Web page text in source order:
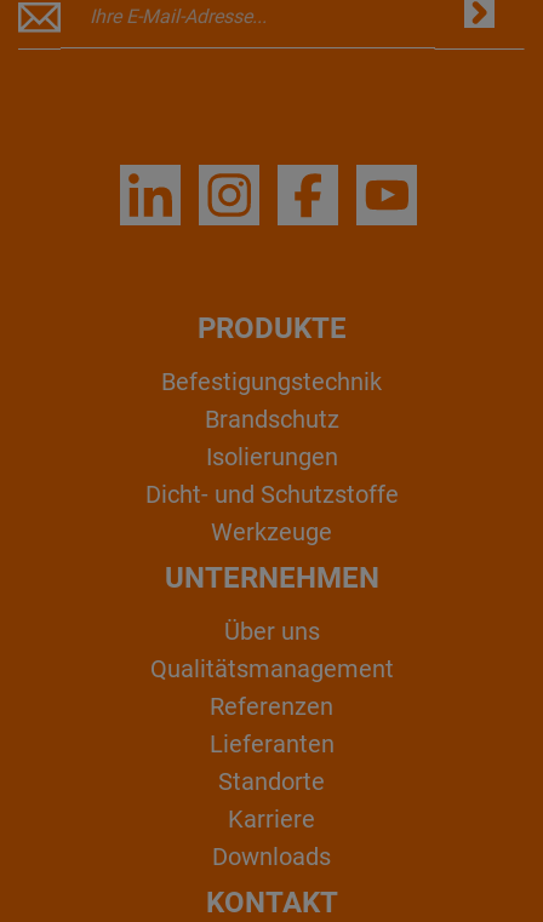
PRODUKTE
Befestigungstechnik
Brandschutz
Isolierungen
Dicht- und Schutzstoffe
Werkzeuge
UNTERNEHMEN
Über uns
Qualitätsmanagement
Referenzen
Lieferanten
Standorte
Karriere
Downloads
KONTAKT